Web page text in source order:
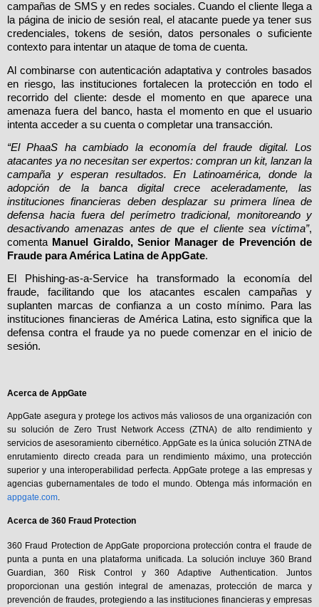
campañas de SMS y en redes sociales. Cuando el cliente llega a
la página de inicio de sesión real, el atacante puede ya tener sus
credenciales, tokens de sesión, datos personales o suficiente
contexto para intentar un ataque de toma de cuenta.
Al combinarse con autenticación adaptativa y controles basados
en riesgo, las instituciones fortalecen la protección en todo el
recorrido del cliente: desde el momento en que aparece una
amenaza fuera del banco, hasta el momento en que el usuario
intenta acceder a su cuenta o completar una transacción.
“El PhaaS ha cambiado la economía del fraude digital. Los
atacantes ya no necesitan ser expertos: compran un kit, lanzan la
campaña y esperan resultados. En Latinoamérica, donde la
adopción de la banca digital crece aceleradamente, las
instituciones financieras deben desplazar su primera línea de
defensa hacia fuera del perímetro tradicional, monitoreando y
desactivando amenazas antes de que el cliente sea víctima”,
comenta Manuel Giraldo, Senior Manager de Prevención de
Fraude para América Latina de AppGate.
El Phishing-as-a-Service ha transformado la economía del
fraude, facilitando que los atacantes escalen campañas y
suplanten marcas de confianza a un costo mínimo. Para las
instituciones financieras de América Latina, esto significa que la
defensa contra el fraude ya no puede comenzar en el inicio de
sesión.
Acerca de AppGate
AppGate asegura y protege los activos más valiosos de una organización con
su solución de Zero Trust Network Access (ZTNA) de alto rendimiento y
servicios de asesoramiento cibernético. AppGate es la única solución ZTNA de
enrutamiento directo creada para un rendimiento máximo, una protección
superior y una interoperabilidad perfecta. AppGate protege a las empresas y
agencias gubernamentales de todo el mundo. Obtenga más información en
appgate.com.
Acerca de 360 Fraud Protection
360 Fraud Protection de AppGate proporciona protección contra el fraude de
punta a punta en una plataforma unificada. La solución incluye 360 Brand
Guardian, 360 Risk Control y 360 Adaptive Authentication. Juntos
proporcionan una gestión integral de amenazas, protección de marca y
prevención de fraudes, protegiendo a las instituciones financieras y empresas